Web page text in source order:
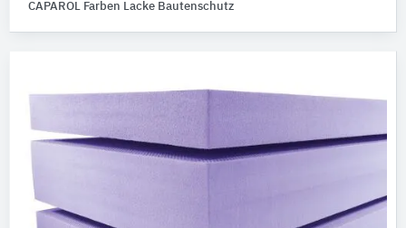
CAPAROL Farben Lacke Bautenschutz